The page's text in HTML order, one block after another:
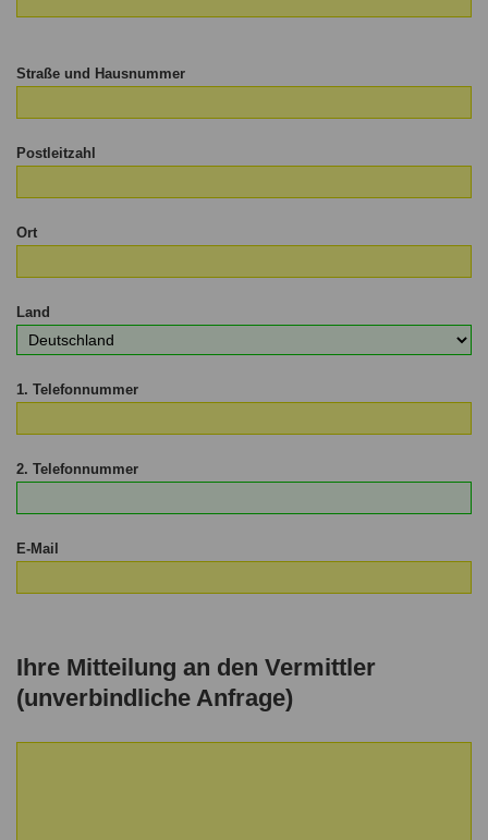
Straße und Hausnummer
Postleitzahl
Ort
Land
1. Telefonnummer
2. Telefonnummer
E-Mail
Ihre Mitteilung an den Vermittler
(unverbindliche Anfrage)